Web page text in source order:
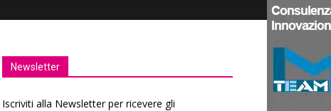
Newsletter
Iscriviti alla Newsletter per ricevere gli